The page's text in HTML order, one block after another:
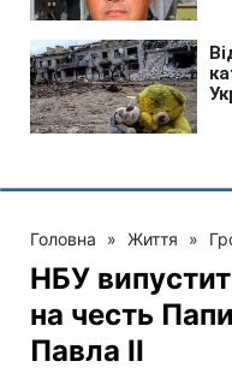
Головна » Життя »
НБУ
на честь
Павла II